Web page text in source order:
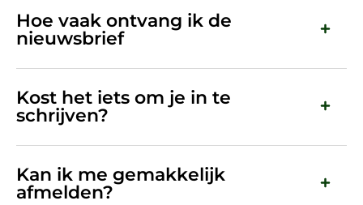
Hoe vaak ontvang ik de
nieuwsbrief
Kost het iets om je in te
schrijven?
Kan ik me gemakkelijk
afmelden?